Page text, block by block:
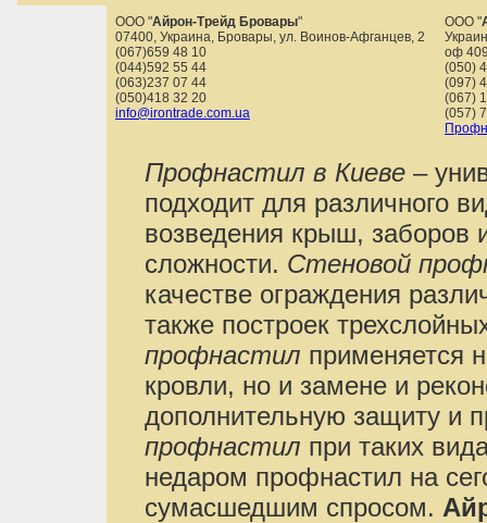
ООО "Айрон-Трейд Бровары"
07400, Украина, Бровары, ул. Воинов-Афганцев, 2
(067)659 48 10
(044)592 55 44
(063)237 07 44
(050)418 32 20
info@irontrade.com.ua
ООО "
оф
(050)
(097)
(067)
(057)
Профнастил в Киеве –
подходит для различного
возведения крыш, заборов
сложности. Стеновой
качестве ограждения
также построек
профнастил применяется
кровли, но и замене и
дополнительную защиту и
профнастил при таких
недаром профнастил на
сумасшедшим спросом.